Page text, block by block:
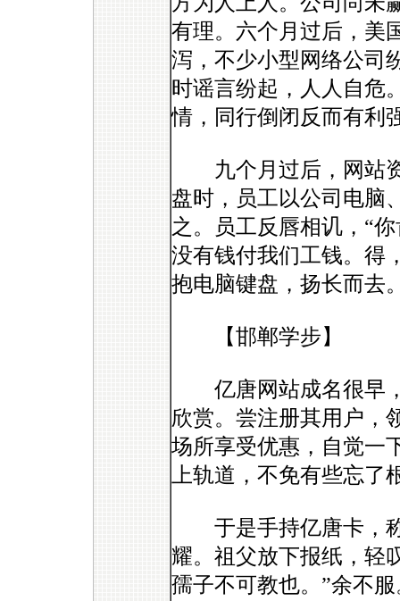
有理。六个月过后，美
泻，不少小型网络公司
时谣言纷起，人人自危
情，同行倒闭反而有利
九个月过后，网站资
盘时，员工以公司电脑
之。员工反唇相讥，“
没有钱付我们工钱。得
抱电脑键盘，扬长而去
【邯郸学步】
亿唐网站成名很早，
欣赏。尝注册其用户，
场所享受优惠，自觉一
上轨道，不免有些忘了
于是手持亿唐卡，称
耀。祖父放下报纸，轻
孺子不可教也。”余不